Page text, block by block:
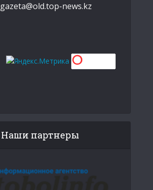
gazeta@old.top-news.kz
Наши партнеры